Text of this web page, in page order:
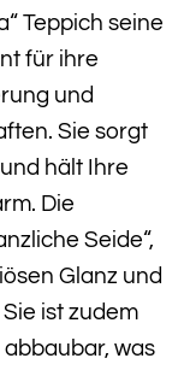
Teppich seine
für ihre
und
Sie sorgt
hält Ihre
Die
Seide“,
Glanz und
ist zudem
was